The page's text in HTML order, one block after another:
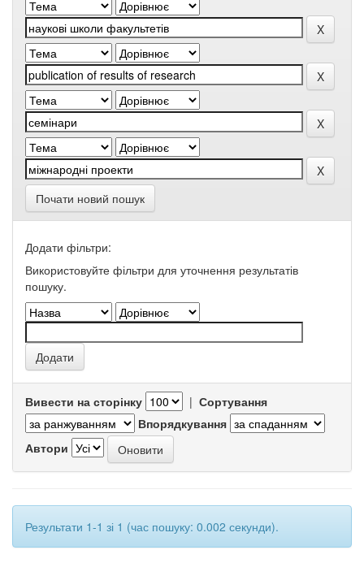
Почати новий пошук
Додати фільтри:
Використовуйте фільтри для уточнення результатів
пошуку.
Вивести на сторінку | Сортування
Впорядкування
Автори
Результати 1-1 зі 1 (час пошуку: 0.002 секунди).